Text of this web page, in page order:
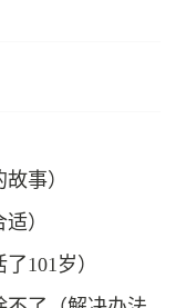
事）
）
101岁）